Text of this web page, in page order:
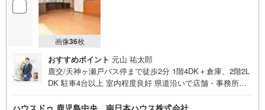
画像36枚
おすすめポイント 元山 祐太郎
鹿交/天神ヶ瀬戸バス停まで徒歩2分 1階4DK＋倉庫、2階2L
DK 駐車4台以上 室内程度良好 県道沿いで店舗・事務所兼
い ■周辺環境■・たがみ台保育園まで徒歩1分（約80m）・
ハウスドゥ 鹿児島中央 南日本ハウス株式会社